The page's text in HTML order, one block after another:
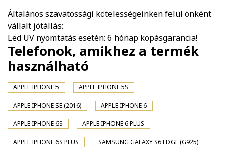
Általános szavatossági kötelességeinken felül önként
vállalt jótállás:
Led UV nyomtatás esetén: 6 hónap kopásgarancia!
Telefonok, amikhez a termék
használható
APPLE IPHONE 5 APPLE IPHONE 5S
APPLE IPHONE SE (2016) APPLE IPHONE 6
APPLE IPHONE 6S APPLE IPHONE 6 PLUS
APPLE IPHONE 6S PLUS SAMSUNG GALAXY S6 EDGE (G925)